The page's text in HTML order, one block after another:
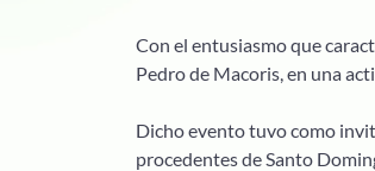
Con el entusiasmo que
Pedro de Macoris, en una
Dicho evento tuvo como
procedentes de Santo